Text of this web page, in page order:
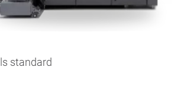
standard